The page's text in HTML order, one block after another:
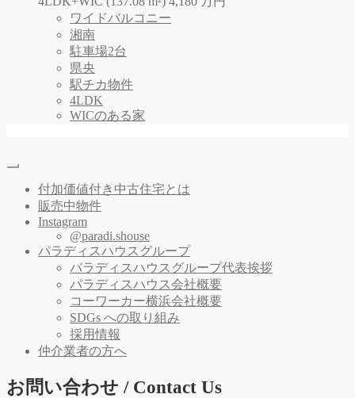
ワイドバルコニー
湘南
駐車場2台
県央
駅チカ物件
4LDK
WICのある家
付加価値付き中古住宅とは
販売中物件
Instagram
@paradi.shouse
パラディスハウスグループ
パラディスハウスグループ代表挨拶
パラディスハウス会社概要
コーワーカー横浜会社概要
SDGs への取り組み
採用情報
仲介業者の方へ
お問い合わせ / Contact Us